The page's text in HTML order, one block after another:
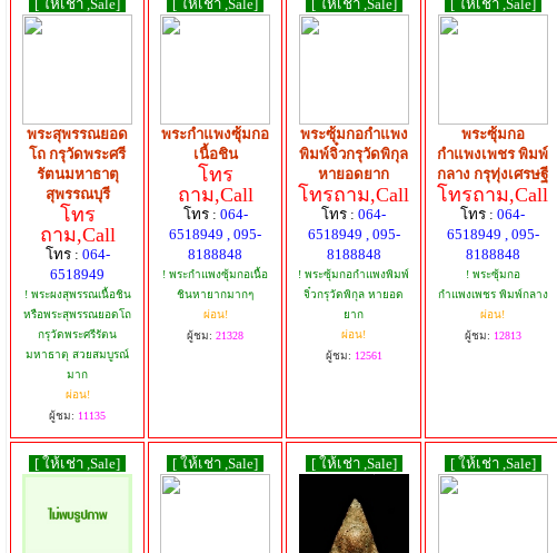
[ ให้เช่า ,Sale]
พระสุพรรณยอด
โถ กรุวัดพระศรี
รัตนมหาธาตุ
สุพรรณบุรี
โทร
ถาม,Call
โทร : 064-
6518949
! พระผงสุพรรณเนื้อชิน
หรือพระสุพรรณยอดโถ
กรุวัดพระศรีรัตน
มหาธาตุ สวยสมบูรณ์
มาก
ผ่อน!
ผู้ชม: 11135
[ ให้เช่า ,Sale]
พระกำแพงซุ้มกอ
เนื้อชิน
โทร
ถาม,Call
โทร : 064-
6518949 , 095-
8188848
! พระกำแพงซุ้มกอเนื้อ
ชินหายากมากๆ
ผ่อน!
ผู้ชม: 21328
[ ให้เช่า ,Sale]
พระซุ้มกอกำแพง
พิมพ์จิ๋วกรุวัดพิกุล
หายอดยาก
โทรถาม,Call
โทร : 064-
6518949 , 095-
8188848
! พระซุ้มกอกำแพงพิมพ์
จิ๋วกรุวัดพิกุล หายอด
ยาก
ผ่อน!
ผู้ชม: 12561
[ ให้เช่า ,Sale]
พระซุ้มกอ
กำแพงเพชร พิมพ์
กลาง กรุทุ่งเศรษฐี
โทรถาม,Call
โทร : 064-
6518949 , 095-
8188848
! พระซุ้มกอ
กำแพงเพชร พิมพ์กลาง
ผ่อน!
ผู้ชม: 12813
[ ให้เช่า ,Sale] [ ให้เช่า ,Sale] [ ให้เช่า ,Sale] [ ให้เช่า ,Sale]